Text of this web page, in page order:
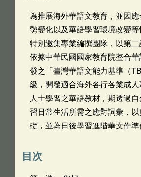
為推展海外華語文教育，並因
勢變化以及華語學習環境改變
特別邀集專業編撰團隊，以第
依據中華民國國家教育院整合
發之「臺灣華語文能力基準（
級，開發適合海外各行各業成
人士學習之華語教材，期透過
習日常生活所需之應對詞彙，
礎，並為日後學習進階華文作準
目次